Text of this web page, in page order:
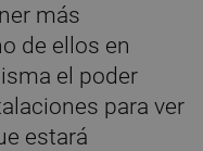
más
de ellos en
el poder
para ver
estará